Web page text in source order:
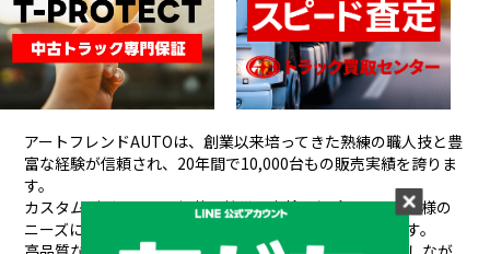
アートフレンドAUTOは、創業以来培ってきた熟練の職人技と豊
富な経験が信頼され、 20年間で10,000台もの販売実績を誇りま
す。
カスタムデザインから架装、整備、車検、保険まで、お客様の
ニーズにワンストップで対応できるのが私たちの強みです。